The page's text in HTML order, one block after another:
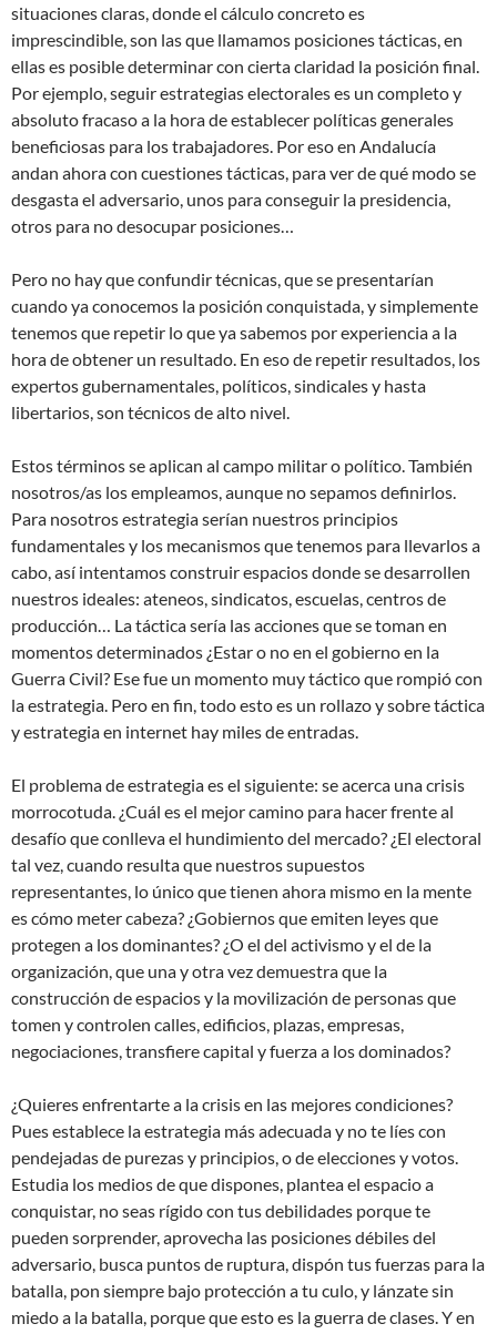
situaciones claras, donde el cálculo concreto es
imprescindible, son las que llamamos posiciones tácticas, en
ellas es posible determinar con cierta claridad la posición final.
Por ejemplo, seguir estrategias electorales es un completo y
absoluto fracaso a la hora de establecer políticas generales
beneficiosas para los trabajadores. Por eso en Andalucía
andan ahora con cuestiones tácticas, para ver de qué modo se
desgasta el adversario, unos para conseguir la presidencia,
otros para no desocupar posiciones…
Pero no hay que confundir técnicas, que se presentarían
cuando ya conocemos la posición conquistada, y simplemente
tenemos que repetir lo que ya sabemos por experiencia a la
hora de obtener un resultado. En eso de repetir resultados, los
expertos gubernamentales, políticos, sindicales y hasta
libertarios, son técnicos de alto nivel.
Estos términos se aplican al campo militar o político. También
nosotros/as los empleamos, aunque no sepamos definirlos.
Para nosotros estrategia serían nuestros principios
fundamentales y los mecanismos que tenemos para llevarlos a
cabo, así intentamos construir espacios donde se desarrollen
nuestros ideales: ateneos, sindicatos, escuelas, centros de
producción… La táctica sería las acciones que se toman en
momentos determinados ¿Estar o no en el gobierno en la
Guerra Civil? Ese fue un momento muy táctico que rompió con
la estrategia. Pero en fin, todo esto es un rollazo y sobre táctica
y estrategia en internet hay miles de entradas.
El problema de estrategia es el siguiente: se acerca una crisis
morrocotuda. ¿Cuál es el mejor camino para hacer frente al
desafío que conlleva el hundimiento del mercado? ¿El electoral
tal vez, cuando resulta que nuestros supuestos
representantes, lo único que tienen ahora mismo en la mente
es cómo meter cabeza? ¿Gobiernos que emiten leyes que
protegen a los dominantes? ¿O el del activismo y el de la
organización, que una y otra vez demuestra que la
construcción de espacios y la movilización de personas que
tomen y controlen calles, edificios, plazas, empresas,
negociaciones, transfiere capital y fuerza a los dominados?
¿Quieres enfrentarte a la crisis en las mejores condiciones?
Pues establece la estrategia más adecuada y no te líes con
pendejadas de purezas y principios, o de elecciones y votos.
Estudia los medios de que dispones, plantea el espacio a
conquistar, no seas rígido con tus debilidades porque te
pueden sorprender, aprovecha las posiciones débiles del
adversario, busca puntos de ruptura, dispón tus fuerzas para la
batalla, pon siempre bajo protección a tu culo, y lánzate sin
miedo a la batalla, porque que esto es la guerra de clases. Y en